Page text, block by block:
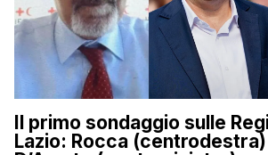
Il primo sondaggio sulle
Lazio: Rocca